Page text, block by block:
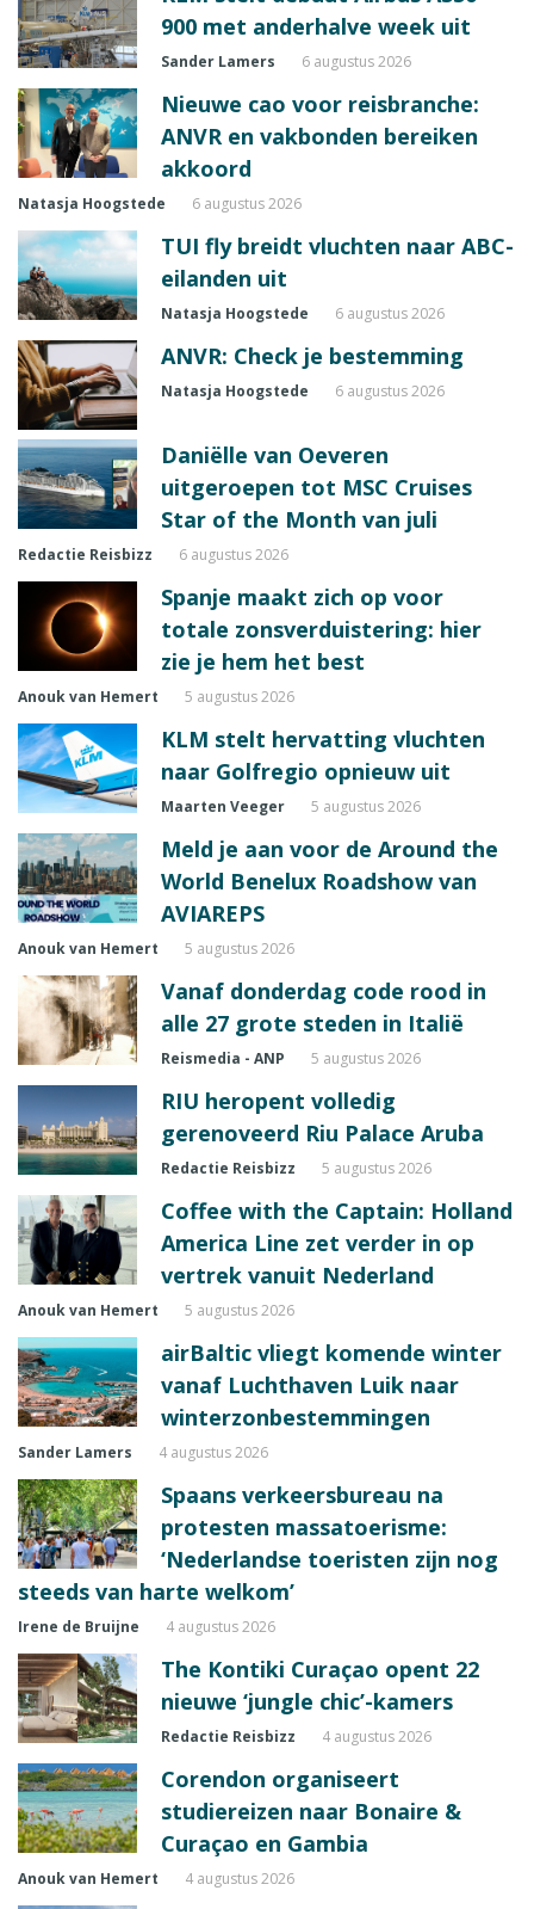
900 met anderhalve week uit
Sander Lamers 6 augustus 2026
Nieuwe cao voor reisbranche:
ANVR en vakbonden bereiken
akkoord
Natasja Hoogstede 6 augustus 2026
TUI fly breidt vluchten naar ABC-
eilanden uit
Natasja Hoogstede 6 augustus 2026
ANVR: Check je bestemming
Natasja Hoogstede 6 augustus 2026
Daniëlle van Oeveren
uitgeroepen tot MSC Cruises
Star of the Month van juli
Redactie Reisbizz 6 augustus 2026
Spanje maakt zich op voor
totale zonsverduistering: hier
zie je hem het best
Anouk van Hemert 5 augustus 2026
KLM stelt hervatting vluchten
naar Golfregio opnieuw uit
Maarten Veeger 5 augustus 2026
Meld je aan voor de Around the
World Benelux Roadshow van
AVIAREPS
Anouk van Hemert 5 augustus 2026
Vanaf donderdag code rood in
alle 27 grote steden in Italië
Reismedia - ANP 5 augustus 2026
RIU heropent volledig
gerenoveerd Riu Palace Aruba
Redactie Reisbizz 5 augustus 2026
Coffee with the Captain: Holland
America Line zet verder in op
vertrek vanuit Nederland
Anouk van Hemert 5 augustus 2026
airBaltic vliegt komende winter
vanaf Luchthaven Luik naar
winterzonbestemmingen
Sander Lamers 4 augustus 2026
Spaans verkeersbureau na
protesten massatoerisme:
‘Nederlandse toeristen zijn nog
steeds van harte welkom’
Irene de Bruijne 4 augustus 2026
The Kontiki Curaçao opent 22
nieuwe ‘jungle chic’-kamers
Redactie Reisbizz 4 augustus 2026
Corendon organiseert
studiereizen naar Bonaire &
Curaçao en Gambia
Anouk van Hemert 4 augustus 2026